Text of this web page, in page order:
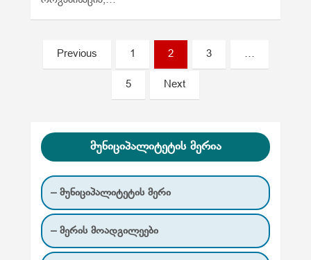
რ
Previous 1 2 3 …
5 Next
მუნიციპალიტეტის მერია
– მუნიციპალიტეტის მერი
– მერის მოადგილეები